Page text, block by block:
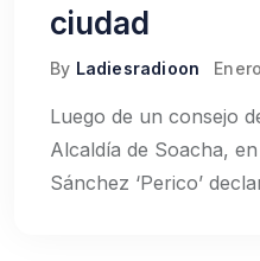
ciudad
By Ladiesradioon
Luego de un consejo
Alcaldía de Soacha,
Sánchez ‘Perico’